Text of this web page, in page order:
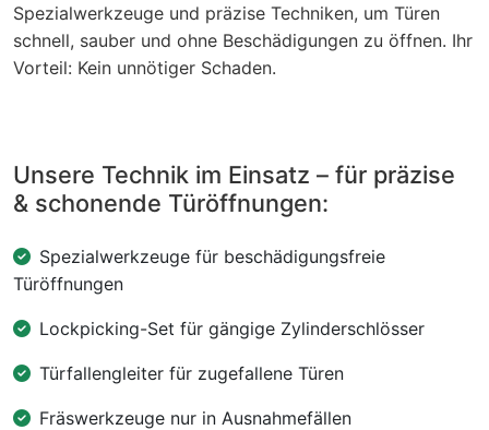
Spezialwerkzeuge und präzise Techniken, um Türen
schnell, sauber und ohne Beschädigungen zu öffnen. Ihr
Vorteil: Kein unnötiger Schaden.
Unsere Technik im Einsatz – für präzise
& schonende Türöffnungen:
Spezialwerkzeuge für beschädigungsfreie
Türöffnungen
Lockpicking-Set für gängige Zylinderschlösser
Türfallengleiter für zugefallene Türen
Fräswerkzeuge nur in Ausnahmefällen